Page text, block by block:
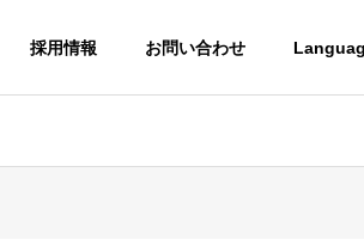
採用情報 お問い合わせ